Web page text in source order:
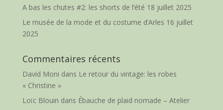
A bas les chutes #2: les shorts de l’été 18 juillet 2025
Le musée de la mode et du costume d’Arles 16 juillet
2025
Commentaires récents
David Moni dans Le retour du vintage: les robes
« Christine »
Loïc Blouin dans Ébauche de plaid nomade – Atelier